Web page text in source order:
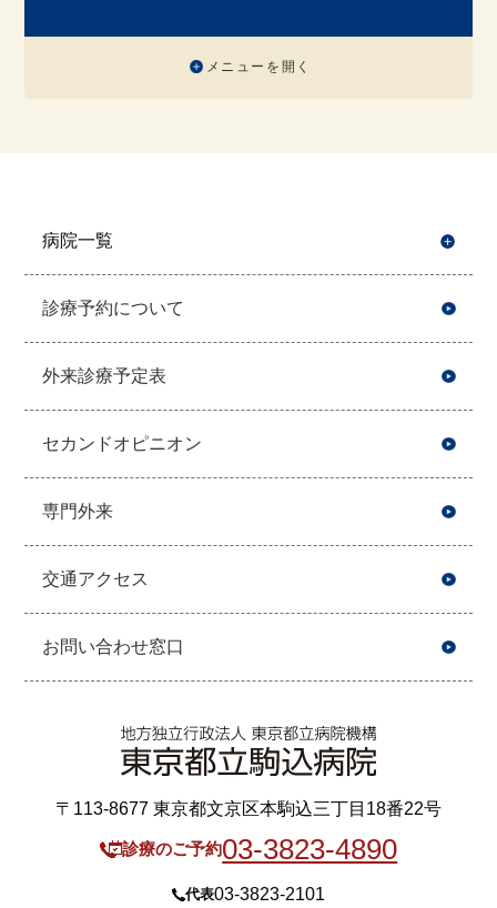
メニューを開く
病院一覧
診療予約について
外来診療予定表
セカンドオピニオン
専門外来
交通アクセス
お問い合わせ窓口
〒113-8677 東京都文京区本駒込三丁目18番22号
診療のご予約03-3823-4890
代表03-3823-2101